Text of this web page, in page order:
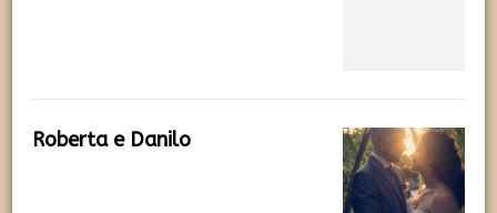
Roberta e Danilo